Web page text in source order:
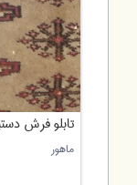
تابلو فرش
ماهور